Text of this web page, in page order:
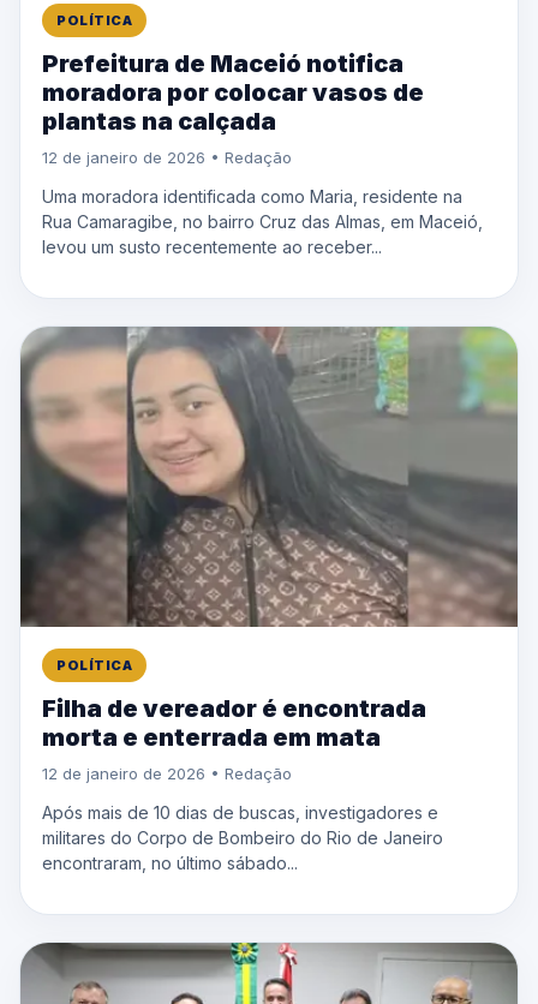
POLÍTICA
Prefeitura de Maceió notifica
moradora por colocar vasos de
plantas na calçada
12 de janeiro de 2026 • Redação
Uma moradora identificada como Maria, residente na
Rua Camaragibe, no bairro Cruz das Almas, em Maceió,
levou um susto recentemente ao receber...
POLÍTICA
Filha de vereador é encontrada
morta e enterrada em mata
12 de janeiro de 2026 • Redação
Após mais de 10 dias de buscas, investigadores e
militares do Corpo de Bombeiro do Rio de Janeiro
encontraram, no último sábado...